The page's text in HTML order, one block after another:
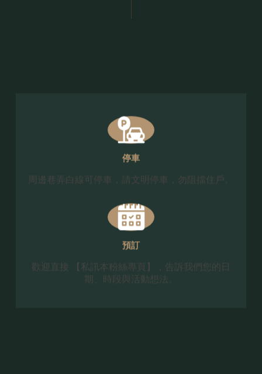
停車
周邊巷弄白線可停車，請文明停車，勿阻擋住戶。
預訂
歡迎直接 【私訊本粉絲專頁】，告訴我們您的日
期、時段與活動想法。